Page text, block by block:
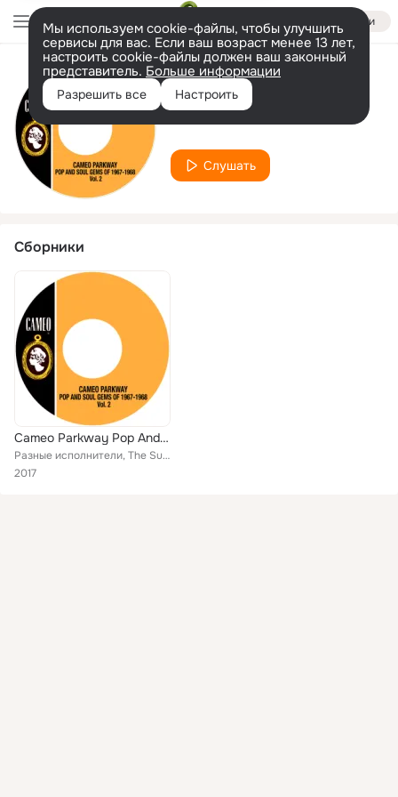
Войти
Мы используем cookie-файлы, чтобы улучшить
сервисы для вас. Если ваш возраст менее 13 лет,
настроить cookie-файлы должен ваш законный
представитель. Больше информации
Разрешить все Настроить
Исполнитель
The Unluv'd
Слушать
Сборники
Cameo Parkway Pop And Soul Gems Of 1967-1968 Vol. 2
Разные исполнители, The Sure Cure, George Jackson, The Yellow Payges, The Renaissance, Terry Knight, The Delfonics, The Unluv'd,...
2017